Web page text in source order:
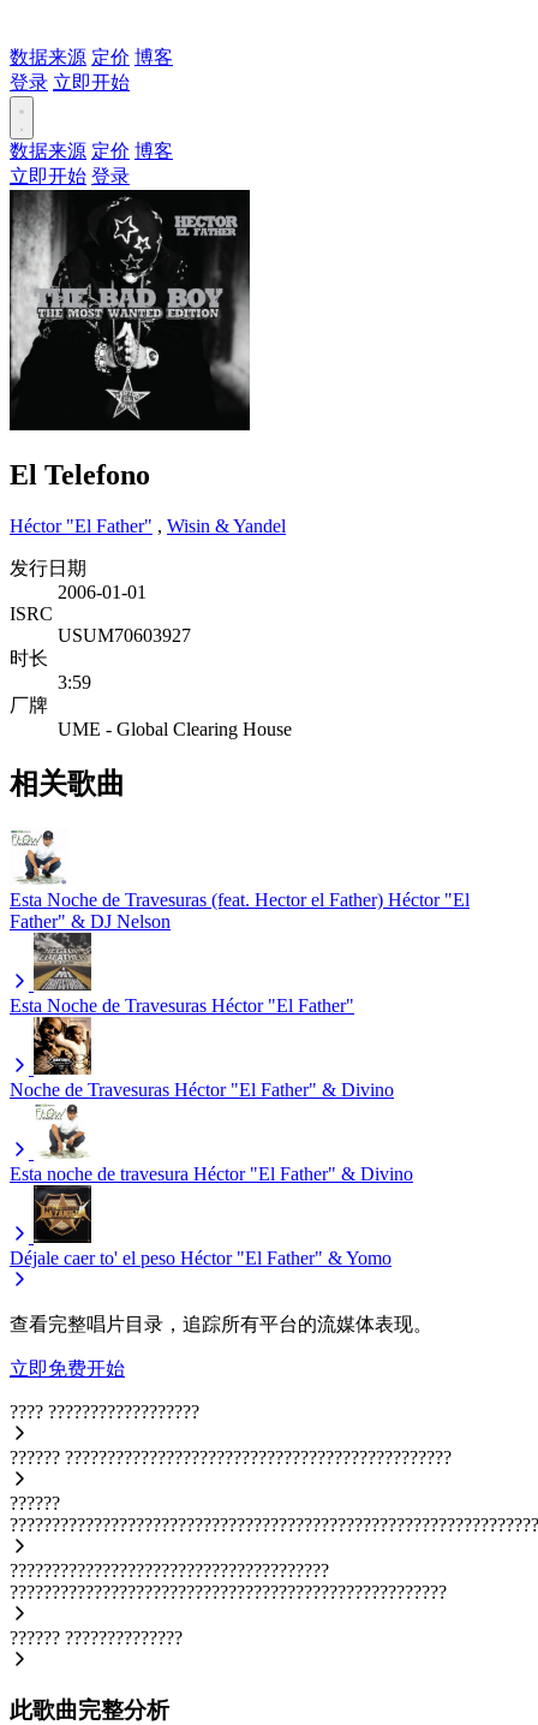
数据来源 定价 博客
登录 立即开始
数据来源 定价 博客
立即开始 登录
El Telefono
Héctor "El Father" , Wisin & Yandel
发行日期
2006-01-01
ISRC
USUM70603927
时长
3:59
厂牌
UME - Global Clearing House
相关歌曲
Esta Noche de Travesuras (feat. Hector el Father) Héctor "El
Father" & DJ Nelson
Esta Noche de Travesuras Héctor "El Father"
Noche de Travesuras Héctor "El Father" & Divino
Esta noche de travesura Héctor "El Father" & Divino
Déjale caer to' el peso Héctor "El Father" & Yomo
查看完整唱片目录，追踪所有平台的流媒体表现。
立即免费开始
???? ??????????????????
?????? ??????????????????????????????????????????????
??????
??????????????????????????????????????
????????????????????????????????????????????????????
?????? ??????????????
此歌曲完整分析